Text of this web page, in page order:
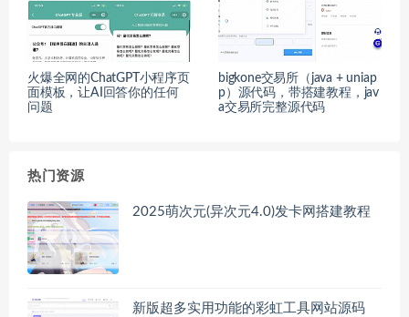
火爆全网的ChatGPT小程序页
面模板，让AI回答你的任何
问题
bigkone交易所（java + uniap
p）源代码，带搭建教程，jav
a交易所完整源代码
热门资源
2025萌次元(异次元4.0)发卡网搭建教程
新版超多实用功能的彩虹工具网站源码